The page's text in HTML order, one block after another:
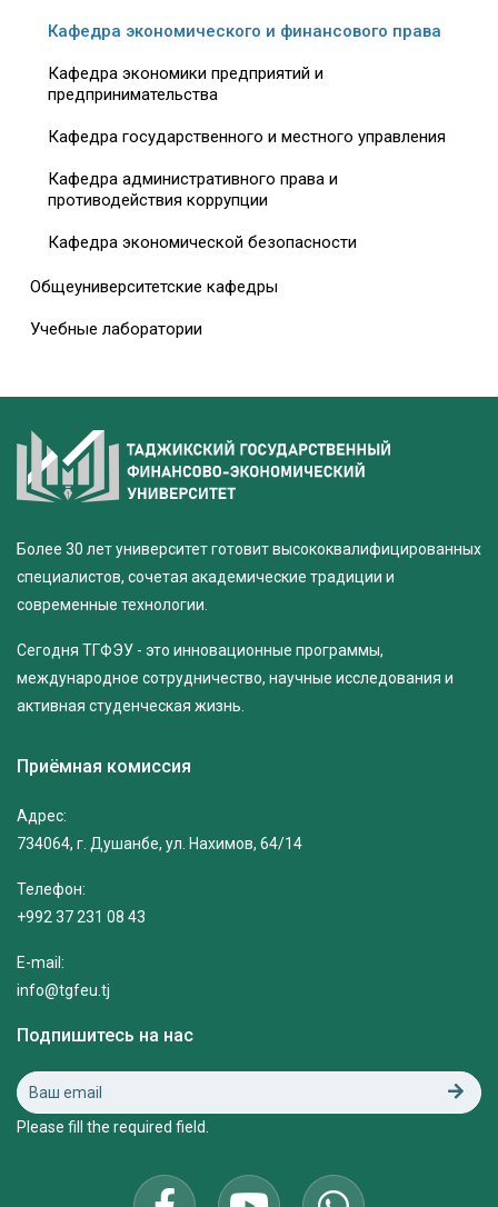
Кафедра экономического и финансового права
Кафедра экономики предприятий и
предпринимательства
Кафедра государственного и местного управления
Кафедра административного права и
противодействия коррупции
Кафедра экономической безопасности
Общеуниверситетские кафедры
Учебные лаборатории
Более 30 лет университет готовит высококвалифицированных
специалистов, сочетая академические традиции и
современные технологии.
Сегодня ТГФЭУ - это инновационные программы,
международное сотрудничество, научные исследования и
активная студенческая жизнь.
Приёмная комиссия
Адрес:
734064, г. Душанбе, ул. Нахимов, 64/14
Телефон:
+992 37 231 08 43
E-mail:
info@tgfeu.tj
Подпишитесь на нас
Please fill the required field.